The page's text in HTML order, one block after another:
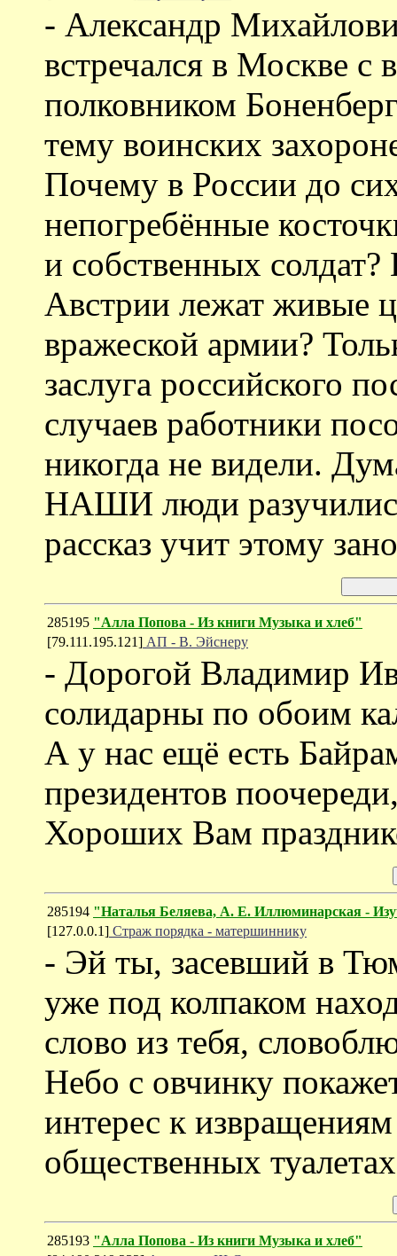
- Александр
встречался в Москве
полковником
тему воинских
Почему в России до
непогребённые
и собственных
Австрии лежат живые
вражеской армии?
заслуга российского
случаев работники
никогда не видели.
НАШИ люди
рассказ учит этому
285195 "Алла Попова - Из книги Музыка и хлеб"
[79.111.195.121] АП - В. Эйснеру
- Дорогой Владимир
солидарны по обоим
А у нас ещё есть
президентов
Хороших Вам
285194 "Наталья Беляева, А. Е. Иллюминарская -
[127.0.0.1] Страж порядка - матершиннику
- Эй ты, засевший в
уже под колпаком
слово из тебя,
Небо с овчинку
интерес к
общественных
285193 "Алла Попова - Из книги Музыка и хлеб"